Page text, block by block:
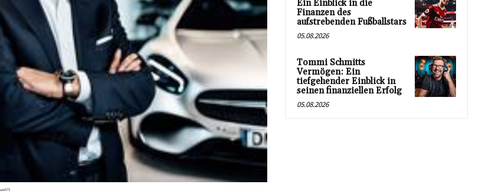
Ein Einblick in die
Finanzen des
aufstrebenden Fußballstars
05.08.2026
Tommi Schmitts
Vermögen: Ein
tiefgehender Einblick in
seinen finanziellen Erfolg
05.08.2026